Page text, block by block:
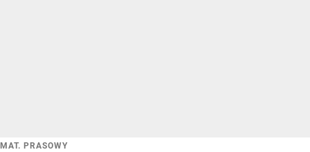
MAT. PRASOWY